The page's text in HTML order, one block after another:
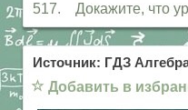
517. Докажите, что
Источник: ГДЗ
☆ Добавить в